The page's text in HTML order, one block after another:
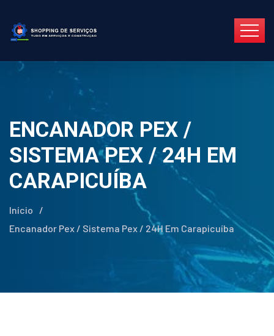
ENCANADOR PEX /
SISTEMA PEX / 24H EM
CARAPICUÍBA
Início
/
Encanador Pex / Sistema Pex / 24H Em Carapicuíba